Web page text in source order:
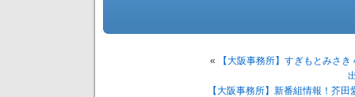
«
【大阪事務所】すぎもとみさ
【大阪事務所】新番組情報！芥